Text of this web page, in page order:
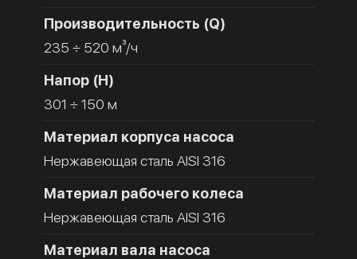
Производительность (Q)
235 ÷ 520 м³/ч
Напор (H)
301 ÷ 150 м
Материал корпуса насоса
Нержавеющая сталь AISI 316
Материал рабочего колеса
Нержавеющая сталь AISI 316
Материал вала насоса